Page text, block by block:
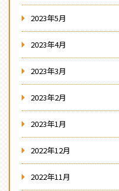
2023年5月
2023年4月
2023年3月
2023年2月
2023年1月
2022年12月
2022年11月